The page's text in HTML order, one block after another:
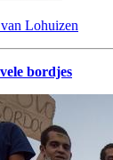
Lohuizen
bordjes